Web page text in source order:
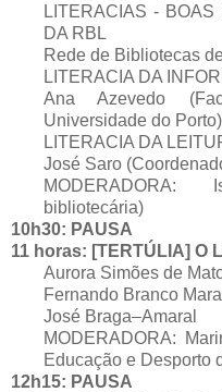
LITERACIAS -
DA RBL
Rede de Bibliotecas
LITERACIA DA
Ana Azevedo
Universidade do Porto)
LITERACIA DA
José Saro
MODERADORA:
bibliotecária)
10h30: PAUSA
11 horas: [TERTÚLIA] O
Aurora Simões de
Fernando Branco
José Braga–Amaral
MODERADORA:
Educação e Desporto
12h15: PAUSA